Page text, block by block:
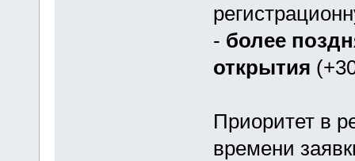
- более
открытия
Приоритет в
времени